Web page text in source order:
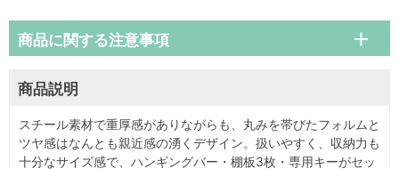
商品説明
スチール素材で重厚感がありながらも、丸みを帯びたフォルムと
ツヤ感はなんとも親近感の湧くデザイン。扱いやすく、収納力も
十分なサイズ感で、ハンギングバー・棚板3枚・専用キーがセッ
商品に関する注意事項